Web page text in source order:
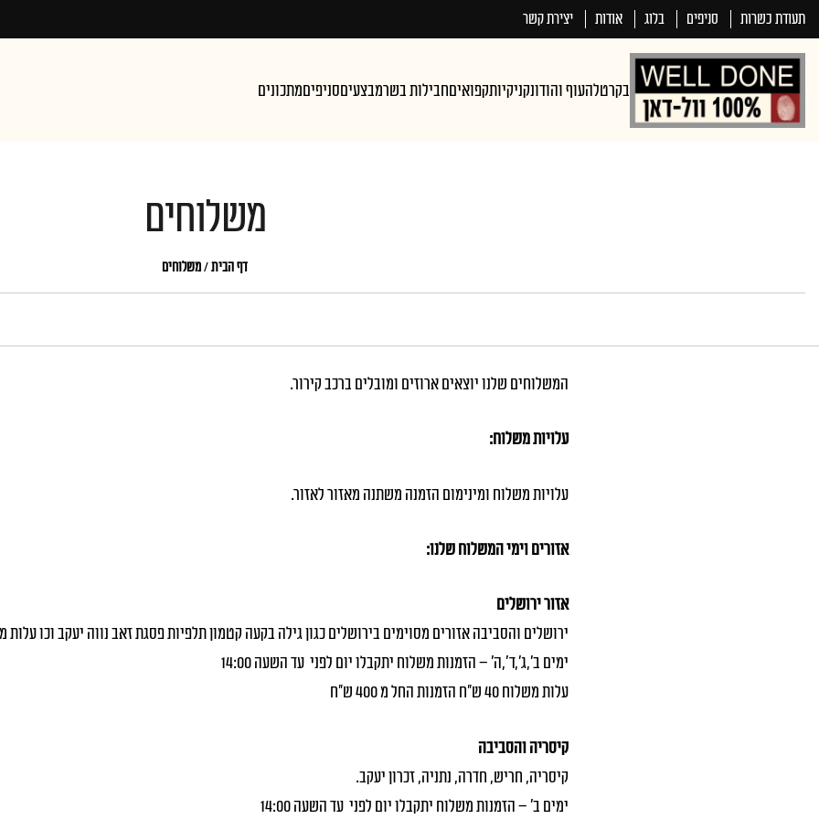
תעודת כשרות סניפים בלוג אודות יצירת קשר
בקרטלהעוף והודונקניקיותקפואיםחבילות בשרמבצעיםסניפיםמתכונים
משלוחים
דף הבית/משלוחים
המשלוחים שלנו יוצאים ארוזים ומובלים ברכב קירור.
עלויות משלוח:
עלויות משלוח ומינימום הזמנה משתנה מאזור לאזור.
אזורים וימי המשלוח שלנו:
אזור ירושלים
ירושלים והסביבה אזורים מסוימים בירושלים כגון גילה בקעה קטמון תלפיות פסגת זאב נווה יעקב וכו עלות
ימים ב׳,ג׳,ד׳,ה׳ – הזמנות משלוח יתקבלו יום לפני עד השעה 14:00
עלות משלוח 40 ש"ח הזמנות החל מ 400 ש"ח
קיסריה והסביבה
קיסריה, חריש, חדרה, נתניה, זכרון יעקב.
ימים ב׳ – הזמנות משלוח יתקבלו יום לפני עד השעה 14:00